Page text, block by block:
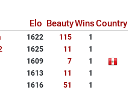
Elo BeautyWinsCountry
1622 115
1
1625 11
1
1609 7
1
1613 11
1
1616 51
1